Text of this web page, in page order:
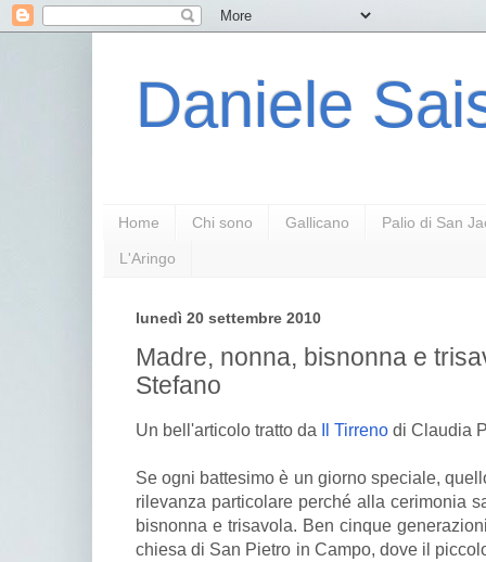
Daniele
Home Chi sono Gallicano Palio di San
L'Aringo
lunedì 20 settembre 2010
Madre, nonna, bisnonna e
Stefano
Un bell'articolo tratto da Il Tirreno di Claudia
Se ogni battesimo è un giorno speciale,
rilevanza particolare perché alla cerimonia
bisnonna e trisavola. Ben cinque
chiesa di San Pietro in Campo, dove il